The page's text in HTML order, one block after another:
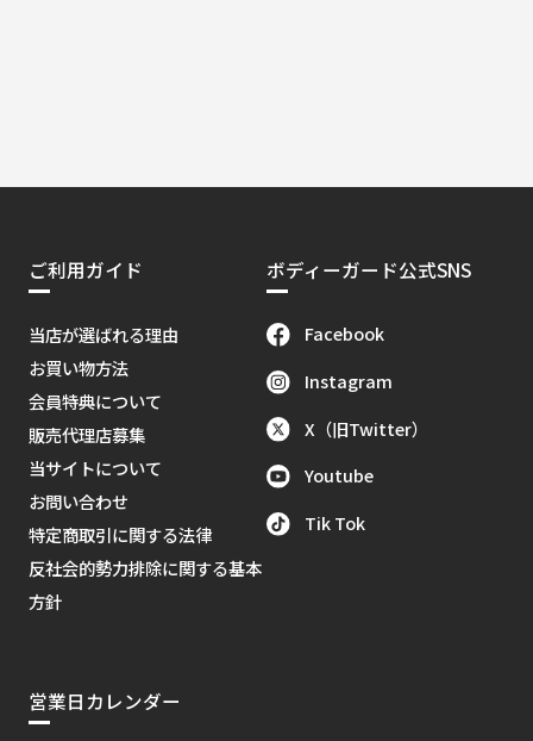
ご利用ガイド
当店が選ばれる理由
お買い物方法
会員特典について
販売代理店募集
当サイトについて
お問い合わせ
特定商取引に関する法律
反社会的勢力排除に関する基本
方針
ボディーガード公式SNS
Facebook
Instagram
X（旧Twitter）
Youtube
Tik Tok
営業日カレンダー